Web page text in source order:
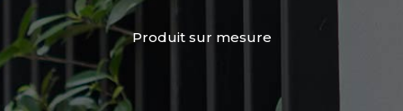
Produit sur mesure